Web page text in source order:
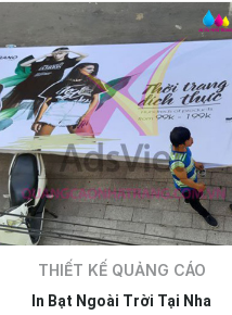
THIẾT KẾ QUẢNG CÁO
In Bạt Ngoài Trời Tại Nha